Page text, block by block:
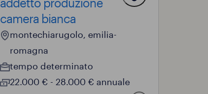
camera bianca
montechiarugolo, emilia-
romagna
tempo determinato
22.000 € - 28.000 € annuale